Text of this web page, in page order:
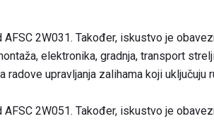
2W031. Također, iskustvo je
elektronika, gradnja, transport
radove upravljanja zalihama koji
2W051. Također, iskustvo je